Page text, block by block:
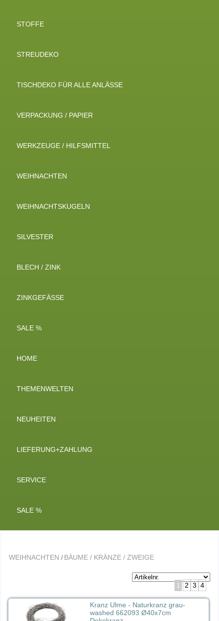
STOFFE
STREUDEKO
TISCHDEKO FÜR ALLE ANLÄSSE
VERPACKUNG / PAPIER
WERKZEUGE / HILFSMITTEL
WEIHNACHTEN
WEIHNACHTSKUGELN
SILVESTER
BLECH / ZINK
ZINKGEFÄSSE
SALE %
HOME
THEMENWELTEN
NEUHEITEN
LIEFERUNG+ZAHLUNG
SERVICE
SALE %
WEIHNACHTEN / BÄUME / KRÄNZE / ZWEIGE
1 2 3 4
Kranz Ulme - Naturkranz grau-
washed 662093 Ø40x7cm